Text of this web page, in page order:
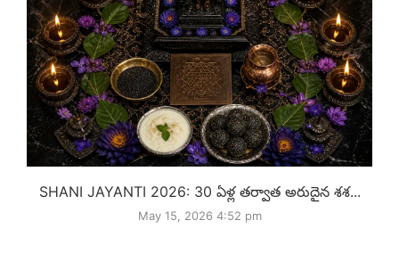
SHANI JAYANTI 2026: 30 ఏళ్ల తర్వాత అరుదైన శశ...
May 15, 2026 4:52 pm